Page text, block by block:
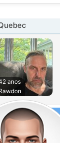
💕
anos